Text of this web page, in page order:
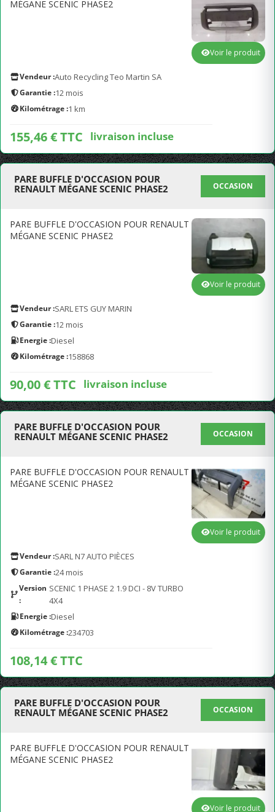
MÉGANE SCENIC PHASE2
Vendeur :Auto Recycling Teo Martin SA
Garantie :12 mois
Kilométrage :1 km
155,46 € TTC livraison incluse
Voir le produit
PARE BUFFLE D'OCCASION POUR
RENAULT MÉGANE SCENIC PHASE2
OCCASION
PARE BUFFLE D'OCCASION POUR RENAULT
MÉGANE SCENIC PHASE2
Vendeur :SARL ETS GUY MARIN
Garantie :12 mois
Energie :Diesel
Kilométrage :158868
90,00 € TTC livraison incluse
Voir le produit
PARE BUFFLE D'OCCASION POUR
RENAULT MÉGANE SCENIC PHASE2
OCCASION
PARE BUFFLE D'OCCASION POUR RENAULT
MÉGANE SCENIC PHASE2
Vendeur :SARL N7 AUTO PIÈCES
Garantie :24 mois
Version
:
SCENIC 1 PHASE 2 1.9 DCI - 8V TURBO
4X4
Energie :Diesel
Kilométrage :234703
108,14 € TTC
Voir le produit
PARE BUFFLE D'OCCASION POUR
RENAULT MÉGANE SCENIC PHASE2
OCCASION
PARE BUFFLE D'OCCASION POUR RENAULT
MÉGANE SCENIC PHASE2
Voir le produit